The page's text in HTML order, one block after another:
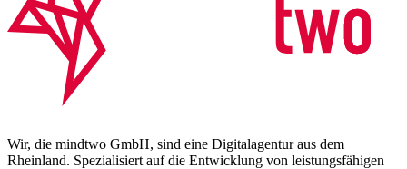
Wir, die mindtwo GmbH, sind eine Digitalagentur aus dem
Rheinland. Spezialisiert auf die Entwicklung von leistungsfähigen